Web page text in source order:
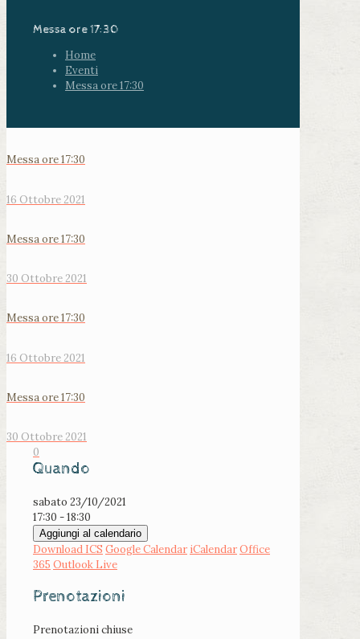
Messa ore 17:30
Home
Eventi
Messa ore 17:30
Messa ore 17:30
16 Ottobre 2021
Messa ore 17:30
30 Ottobre 2021
Messa ore 17:30
16 Ottobre 2021
Messa ore 17:30
30 Ottobre 2021
0
Quando
sabato 23/10/2021
17:30 - 18:30
Aggiungi al calendario
Download ICS Google Calendar iCalendarOffice
365 Outlook Live
Prenotazioni
Prenotazioni chiuse